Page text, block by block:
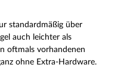
standardmäßig über
auch leichter als
oftmals vorhandenen
ohne Extra-Hardware.